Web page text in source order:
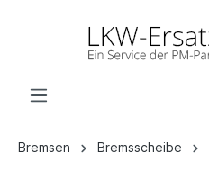
Bremsen Bremsscheibe